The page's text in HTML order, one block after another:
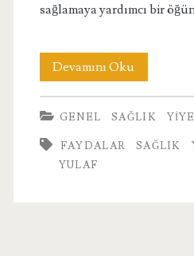
sağlamaya yardımcı bir
Devamını OkuYulafın
Faydaları
Nelerdir?
GENEL SAĞLIK
FAYDALAR SAĞLIK
YULAF